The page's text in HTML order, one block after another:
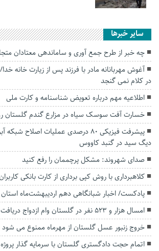
سایر خبرها
چه خبر از طرح جمع آوری و ساماندهی معتادان‌
آغوش مهربانانه مادر با فرزند پس از زیارت خانه
در کلام نمی گنجد
اطلاعیه مهم درباره تعویض شناسنامه و کارت ملی
خسارت آفت سوسک سیاه در مزارع گندم گلستان
پیشرفت فیزیکی ۸۰ درصدی عملیات اصلاح
دیگ سید در گنبد کاووس
صدای شهروند: مشکل پرچممان را رفع کنید
کلاهبرداری با روش کپی برداری از کارت بانکی
پادکست/ اخبار شبانگاهی دهم اردیبهشت‌ماه
امسال هزار و ۵۲۳ نفر در گلستان وام ازدواج دریافت کردند
خروج زنبور عسل گلستان از مهرماه ممنوع می شود
اتمام حجت دادگستری گلستان با سرمایه گذار